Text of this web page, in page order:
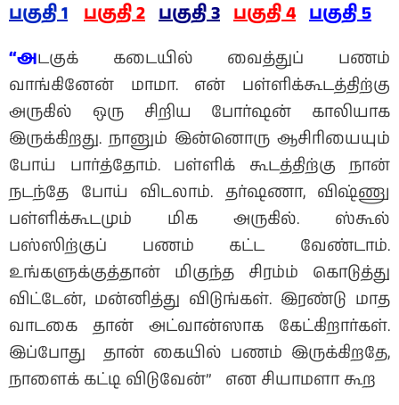
பகுதி 1 பகுதி 2 பகுதி 3 பகுதி 4 பகுதி 5
“அடகுக் கடையில் வைத்துப் பணம்
வாங்கினேன் மாமா. என் பள்ளிக்கூடத்திற்கு
அருகில் ஒரு சிறிய போர்ஷன் காலியாக
இருக்கிறது. நானும் இன்னொரு ஆசிரியையும்
போய் பார்த்தோம். பள்ளிக் கூடத்திற்கு நான்
நடந்தே போய் விடலாம். தர்ஷணா, விஷ்ணு
பள்ளிக்கூடமும் மிக அருகில். ஸ்கூல்
பஸ்ஸிற்குப் பணம் கட்ட வேண்டாம்.
உங்களுக்குத்தான் மிகுந்த சிரம்ம் கொடுத்து
விட்டேன், மன்னித்து விடுங்கள். இரண்டு மாத
வாடகை தான் அட்வான்ஸாக கேட்கிறார்கள்.
இப்போது தான் கையில் பணம் இருக்கிறதே,
நாளைக் கட்டி விடுவேன்” என சியாமளா கூற